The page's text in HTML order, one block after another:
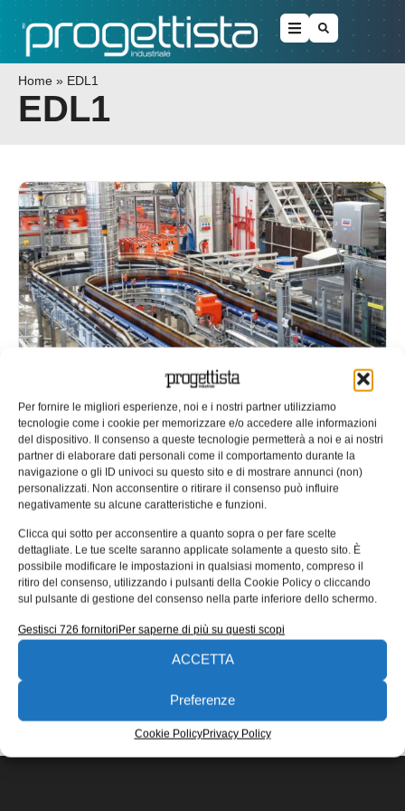
Per fornire le migliori esperienze, noi e i nostri partner utilizziamo
tecnologie come i cookie per memorizzare e/o accedere alle informazioni
del dispositivo. Il consenso a queste tecnologie permetterà a noi e ai nostri
partner di elaborare dati personali come il comportamento durante la
navigazione o gli ID univoci su questo sito e di mostrare annunci (non)
personalizzati. Non acconsentire o ritirare il consenso può influire
negativamente su alcune caratteristiche e funzioni.
Clicca qui sotto per acconsentire a quanto sopra o per fare scelte
dettagliate. Le tue scelte saranno applicate solamente a questo sito. È
possibile modificare le impostazioni in qualsiasi momento, compreso il
ritiro del consenso, utilizzando i pulsanti della Cookie Policy o cliccando
sul pulsante di gestione del consenso nella parte inferiore dello schermo.
Gestisci 726 fornitoriPer saperne di più su questi scopi
ACCETTA
Preferenze
Cookie PolicyPrivacy Policy
Home » EDL1
EDL1
Come il birrificio mantiene
scorrevole il flusso produttivo
SKF ha fornito un moderno sistema di lubrificazione al più
grande stabilimento tedesco per la produzione di birra di
frumento
Redazione 11/10/2017
EDICOLA WEB